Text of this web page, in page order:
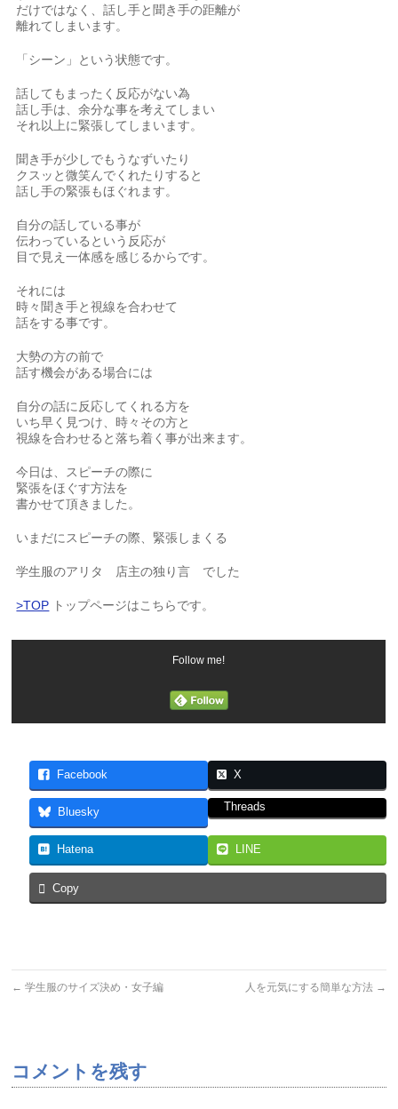
だけではなく、話し手と聞き手の距離が
離れてしまいます。
「シーン」という状態です。
話してもまったく反応がない為
話し手は、余分な事を考えてしまい
それ以上に緊張してしまいます。
聞き手が少しでもうなずいたり
クスッと微笑んでくれたりすると
話し手の緊張もほぐれます。
自分の話している事が
伝わっているという反応が
目で見え一体感を感じるからです。
それには
時々聞き手と視線を合わせて
話をする事です。
大勢の方の前で
話す機会がある場合には
自分の話に反応してくれる方を
いち早く見つけ、時々その方と
視線を合わせると落ち着く事が出来ます。
今日は、スピーチの際に
緊張をほぐす方法を
書かせて頂きました。
いまだにスピーチの際、緊張しまくる
学生服のアリタ 店主の独り言 でした
>TOP トップページはこちらです。
Follow me!
Facebook X
Bluesky Threads
Hatena LINE
Copy
← 学生服のサイズ決め・女子編 人を元気にする簡単な方法 →
コメントを残す